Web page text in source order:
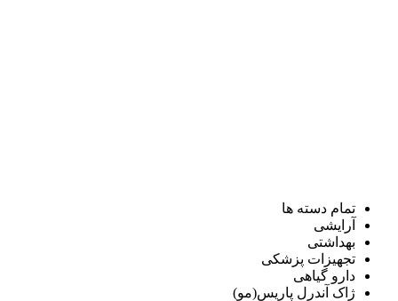
تمام دسته ها
آرایشی
بهداشتی
تجهیزات پزشکی
دارو گیاهی
ژاک آندرل پاریس(مو)